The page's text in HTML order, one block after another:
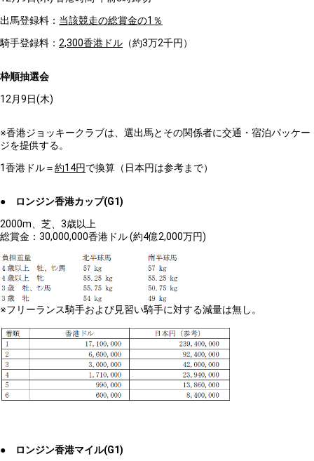
出馬登録料： 当該競走の総賞金の1％
騎手登録料： 2,300香港ドル （約3万2千円）
枠順抽選会
12月9日(木)
※香港ジョッキークラブは、選出馬とその関係者に交通・宿泊パッケー
ジを提供する。
1香港ドル＝約14円で換算（日本円は参考まで）
● ロンジン香港カップ(G1)
2000m、芝、3歳以上
総賞金：30,000,000香港ドル (約4億2,000万円)
※フリーランス騎手および見習い騎手に対する減量は無し。
● ロンジン香港マイル(G1)